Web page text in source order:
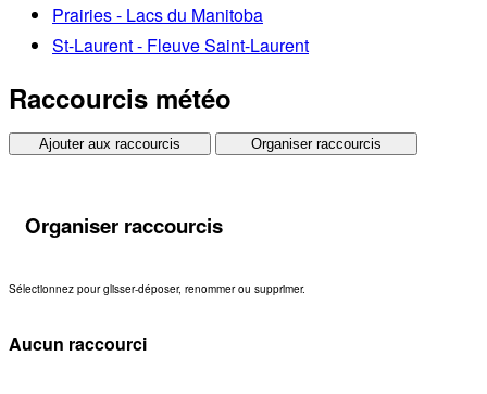
Prairies - Lacs du Manitoba
St-Laurent - Fleuve Saint-Laurent
Raccourcis météo
Ajouter aux raccourcis Organiser raccourcis
Organiser raccourcis
Sélectionnez pour glisser-déposer, renommer ou supprimer.
Aucun raccourci